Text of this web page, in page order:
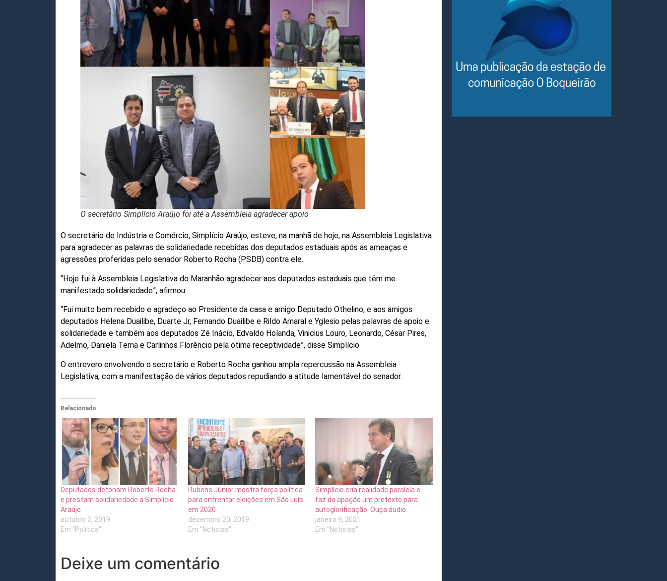
O secretário Simplício Araújo foi até a Assembleia agradecer apoio
O secretário de Indústria e Comércio, Simplício Araújo, esteve, na manhã de hoje, na Assembleia Legislativa
para agradecer as palavras de solidariedade recebidas dos deputados estaduais após as ameaças e
agressões proferidas pelo senador Roberto Rocha (PSDB) contra ele.
“Hoje fui à Assembleia Legislativa do Maranhão agradecer aos deputados estaduais que têm me
manifestado solidariedade”, afirmou.
“Fui muito bem recebido e agradeço ao Presidente da casa e amigo Deputado Othelino, e aos amigos
deputados Helena Duailibe, Duarte Jr, Fernando Duailibe e Rildo Amaral e Yglesio pelas palavras de apoio e
solidariedade e também aos deputados Zé Inácio, Edvaldo Holanda, Vinicius Louro, Leonardo, César Pires,
Adelmo, Daniela Tema e Carlinhos Florêncio pela ótima receptividade”, disse Simplício.
O entrevero envolvendo o secretário e Roberto Rocha ganhou ampla repercussão na Assembleia
Legislativa, com a manifestação de vários deputados repudiando a atitude lamentável do senador.
Relacionado
Deputados detonam Roberto Rocha
e prestam solidariedade a Simplício
Araújo
outubro 2, 2019
Em "Política"
Rubens Júnior mostra força política
para enfrentar eleições em São Luís
em 2020
dezembro 20, 2019
Em "Notícias"
Simplício cria realidade paralela e
faz do apagão um pretexto para
autoglorificação. Ouça áudio.
janeiro 9, 2021
Em "Notícias"
Deixe um comentário